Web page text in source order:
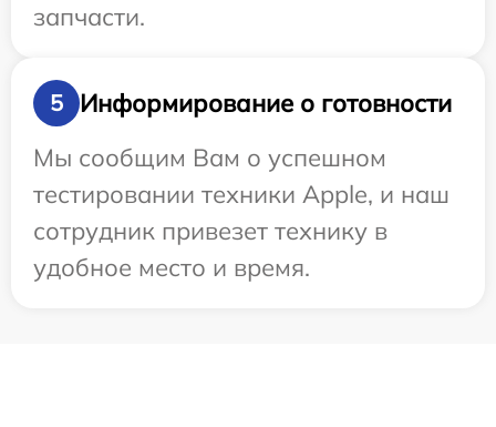
запчасти.
5
Информирование о готовности
Мы сообщим Вам о успешном
тестировании техники Apple, и наш
сотрудник привезет технику в
удобное место и время.